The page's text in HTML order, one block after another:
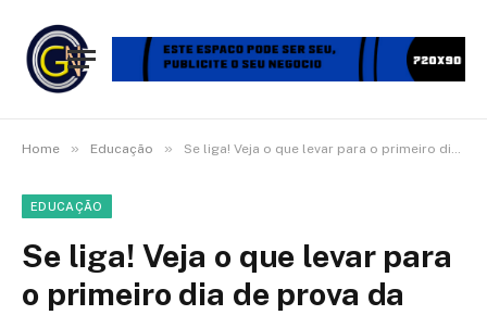
Home » Educação » Se liga! Veja o que levar para o primeiro dia de prova da Fuvest
EDUCAÇÃO
Se liga! Veja o que levar para
o primeiro dia de prova da